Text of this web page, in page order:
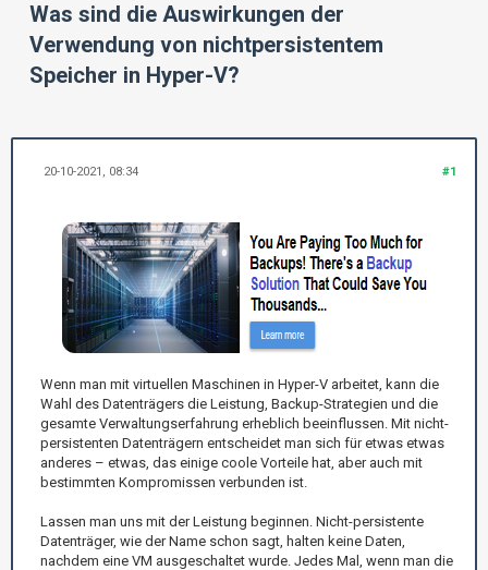
Was sind die Auswirkungen der
Verwendung von nichtpersistentem
Speicher in Hyper-V?
#1
20-10-2021, 08:34
Wenn man mit virtuellen Maschinen in Hyper-V arbeitet, kann die
Wahl des Datenträgers die Leistung, Backup-Strategien und die
gesamte Verwaltungserfahrung erheblich beeinflussen. Mit nicht-
persistenten Datenträgern entscheidet man sich für etwas etwas
anderes – etwas, das einige coole Vorteile hat, aber auch mit
bestimmten Kompromissen verbunden ist.
Lassen man uns mit der Leistung beginnen. Nicht-persistente
Datenträger, wie der Name schon sagt, halten keine Daten,
nachdem eine VM ausgeschaltet wurde. Jedes Mal, wenn man die